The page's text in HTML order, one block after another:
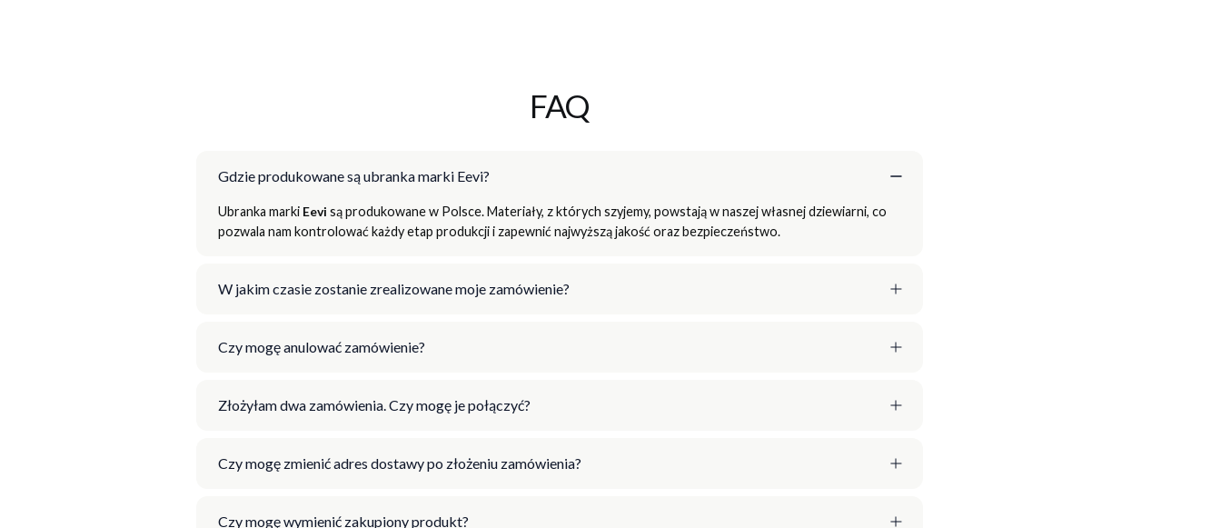
FAQ
Gdzie produkowane są ubranka marki Eevi?
Ubranka marki Eevi są produkowane w Polsce. Materiały, z których szyjemy, powstają w naszej własnej dziewiarni, co
pozwala nam kontrolować każdy etap produkcji i zapewnić najwyższą jakość oraz bezpieczeństwo.
W jakim czasie zostanie zrealizowane moje zamówienie?
Czy mogę anulować zamówienie?
Złożyłam dwa zamówienia. Czy mogę je połączyć?
Czy mogę zmienić adres dostawy po złożeniu zamówienia?
Czy mogę wymienić zakupiony produkt?